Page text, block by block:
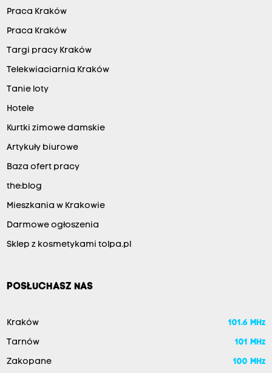
Praca Kraków
Praca Kraków
Targi pracy Kraków
Telekwiaciarnia Kraków
Tanie loty
Hotele
Kurtki zimowe damskie
Artykuły biurowe
Baza ofert pracy
the:blog
Mieszkania w Krakowie
Darmowe ogłoszenia
Sklep z kosmetykami tolpa.pl
POSŁUCHASZ NAS
Kraków 101.6 MHz
Tarnów 101 MHz
Zakopane 100 MHz